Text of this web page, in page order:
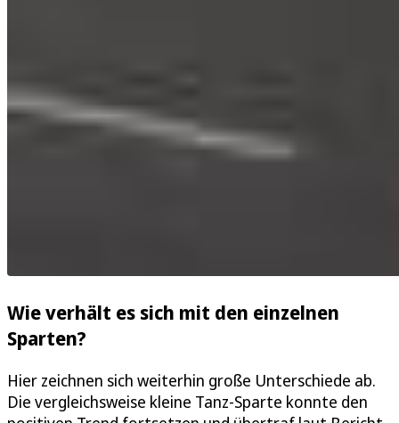
Wie verhält es sich mit den einzelnen
Sparten?
Hier zeichnen sich weiterhin große Unterschiede ab.
Die vergleichsweise kleine Tanz-Sparte konnte den